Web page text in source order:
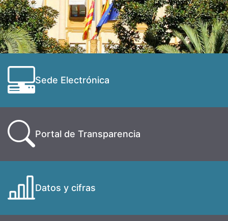
Sede Electrónica
Portal de Transparencia
Datos y cifras